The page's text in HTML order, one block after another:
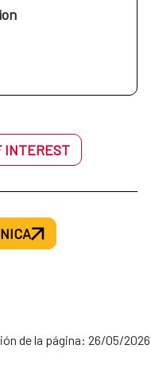
INTEREST
de la página: 26/05/2026